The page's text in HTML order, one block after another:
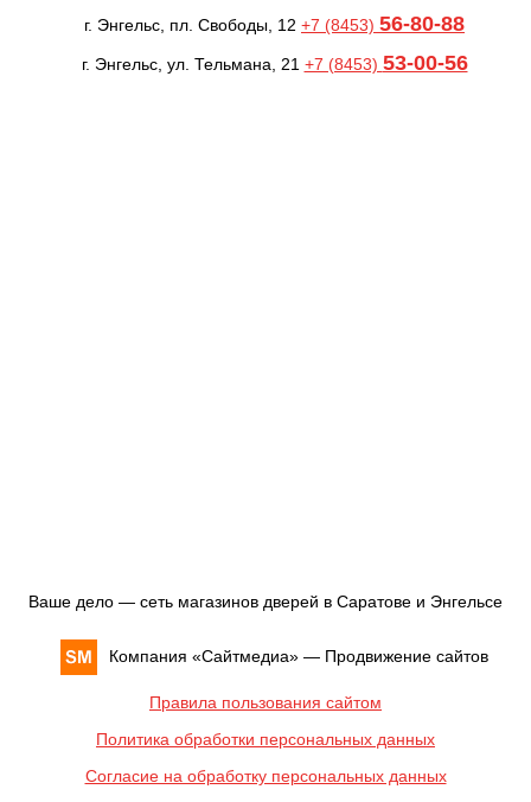
г. Энгельс, пл. Свободы, 12 +7 (8453) 56-80-88
г. Энгельс, ул. Тельмана, 21 +7 (8453) 53-00-56
Ваше дело — сеть магазинов дверей в Саратове и Энгельсе
Компания «Сайтмедиа» — Продвижение сайтов
Правила пользования сайтом
Политика обработки персональных данных
Согласие на обработку персональных данных